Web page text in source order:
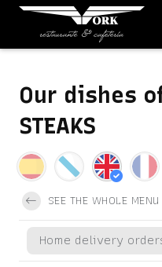
Our dishes of
STEAKS
SEE THE WHOLE MENU
Home delivery